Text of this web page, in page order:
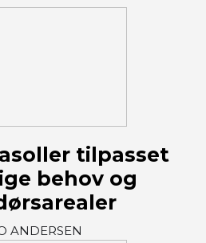
tilpasset
behov og
ANDERSEN